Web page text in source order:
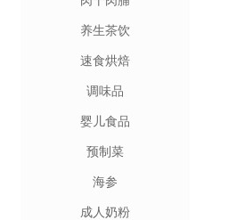
养生茶饮
速食烘焙
调味品
婴儿食品
预制菜
海参
成人奶粉